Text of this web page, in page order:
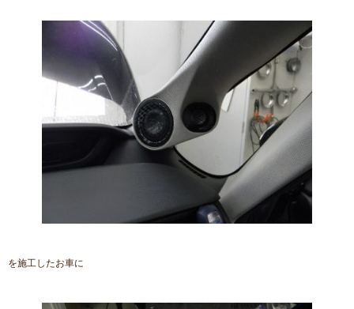
を施工したお車に